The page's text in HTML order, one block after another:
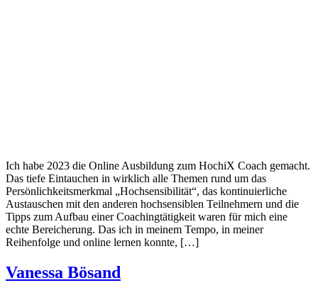
Ich habe 2023 die Online Ausbildung zum HochiX Coach gemacht.
Das tiefe Eintauchen in wirklich alle Themen rund um das
Persönlichkeitsmerkmal „Hochsensibilität“, das kontinuierliche
Austauschen mit den anderen hochsensiblen Teilnehmern und die
Tipps zum Aufbau einer Coachingtätigkeit waren für mich eine
echte Bereicherung. Das ich in meinem Tempo, in meiner
Reihenfolge und online lernen konnte, […]
Vanessa Bösand